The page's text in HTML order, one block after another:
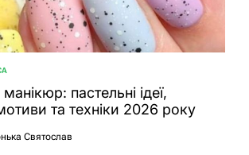
пастельні ідеї,
та техніки 2026 року
Святослав